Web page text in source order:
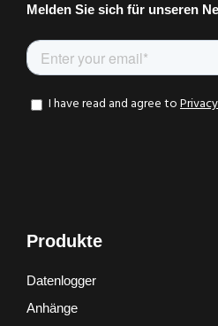
Melden Sie sich für unseren
Produkte
Datenlogger
Anhänge